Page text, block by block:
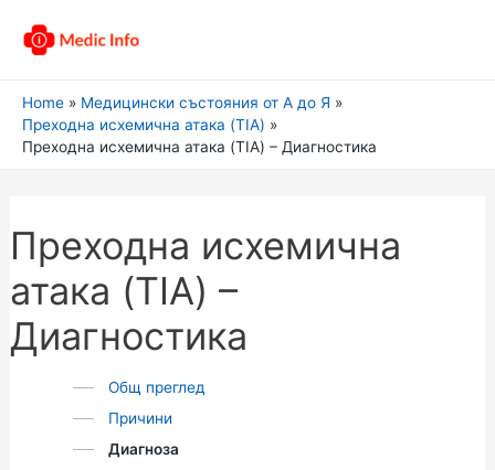
Home
Медицински състояния от А до Я
Преходна исхемична атака (TIA)
Преходна исхемична атака (TIA) – Диагностика
Преходна исхемична
атака (TIA) –
Диагностика
Общ преглед
Причини
Диагноза